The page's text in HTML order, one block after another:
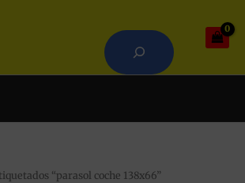
“parasol coche 138x66”